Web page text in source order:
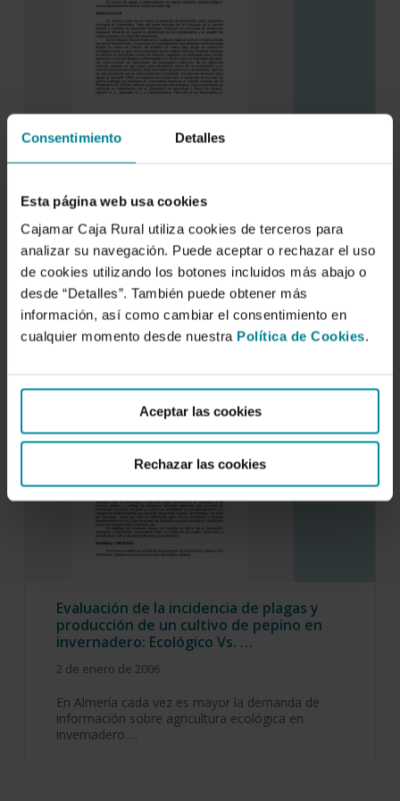
Consentimiento Detalles
Esta página web usa cookies
Cajamar Caja Rural utiliza cookies de terceros para
analizar su navegación. Puede aceptar o rechazar el uso
de cookies utilizando los botones incluidos más abajo o
desde “Detalles”. También puede obtener más
información, así como cambiar el consentimiento en
cualquier momento desde nuestra Política de Cookies.
Aceptar las cookies
Rechazar las cookies
Evaluación de un cultivo de calabacín en
invernadero: ECOLÓGICO VS.
1 de enero de 2008
Evaluación de la incidencia de plagas y
producción de un cultivo de pepino en
invernadero: Ecológico Vs. …
2 de enero de 2006
En Almería cada vez es mayor la demanda de
información sobre agricultura ecológica en
invernadero.…